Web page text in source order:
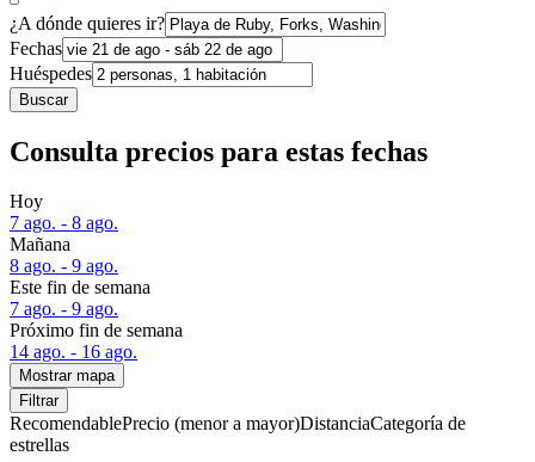
¿A dónde quieres ir?
Fechas
Huéspedes
Buscar
Consulta precios para estas fechas
Hoy
7 ago. - 8 ago.
Mañana
8 ago. - 9 ago.
Este fin de semana
7 ago. - 9 ago.
Próximo fin de semana
14 ago. - 16 ago.
Mostrar mapa
Filtrar
RecomendablePrecio (menor a mayor)DistanciaCategoría de
estrellas